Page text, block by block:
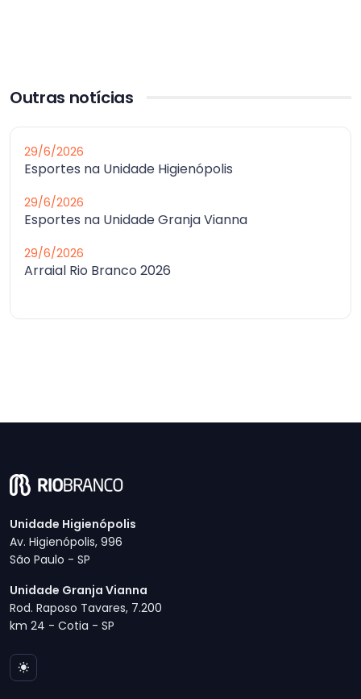
Outras notícias
29/6/2026
Esportes na Unidade Higienópolis
29/6/2026
Esportes na Unidade Granja Vianna
29/6/2026
Arraial Rio Branco 2026
Unidade Higienópolis
Av. Higienópolis, 996
São Paulo - SP
Unidade Granja Vianna
Rod. Raposo Tavares, 7.200
km 24 - Cotia - SP